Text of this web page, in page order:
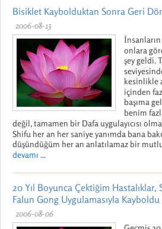
Bisiklet Kaybolduktan Sonra Geri
2006-08-13
İnsanların
onlara
şey geldi.
kesinlikle
içinden
başıma
benim
değil, tamamen bir Dafa uygulayıcısı
Shifu her an her saniye yanımda bana
düşündüğüm her an anlatılamaz bir
devamı ...
20 Yıl Boyunca Çektiğim Hastalıklar,
Falun Gong Uygulamasıyla Kayboldu
2006-08-06